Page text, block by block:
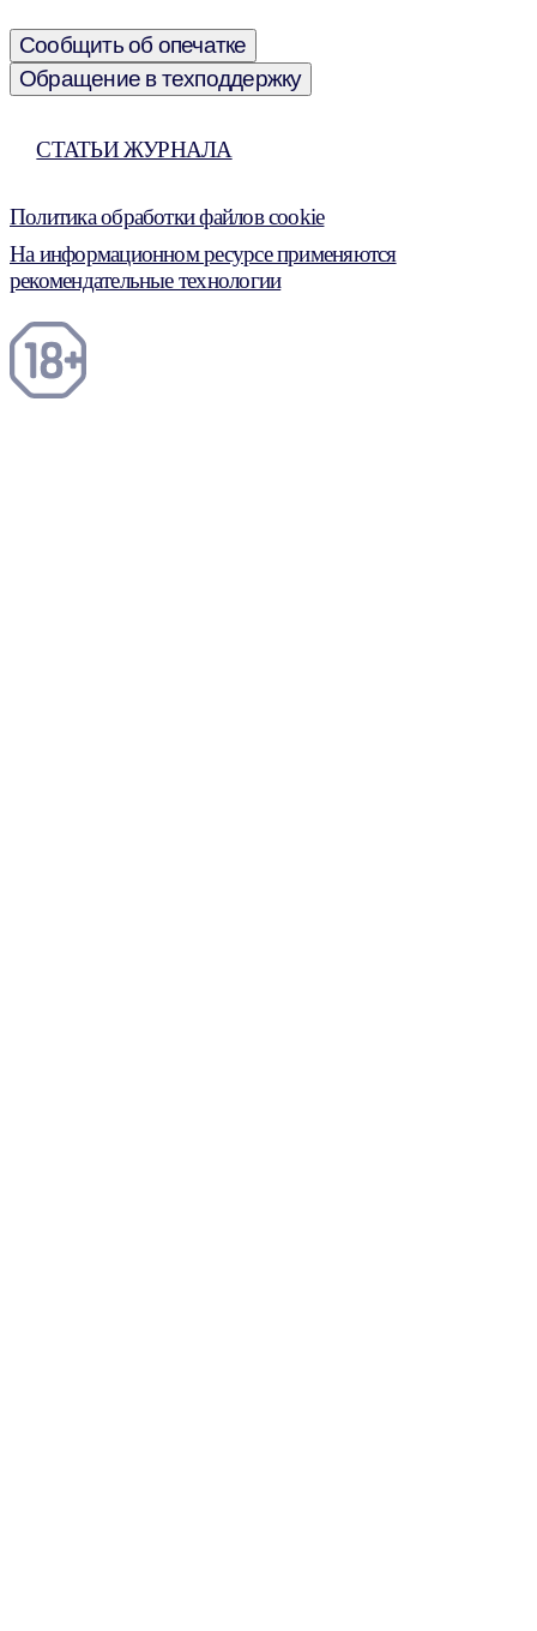
Сообщить об опечатке
Обращение в техподдержку
СТАТЬИ ЖУРНАЛА
Политика обработки файлов cookie
На информационном ресурсе применяются
рекомендательные технологии